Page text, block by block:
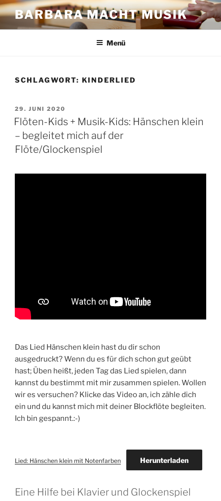
Zum
Inhalt
springen
BARBARA MACHT MUSIK
Menü
SCHLAGWORT: KINDERLIED
VERÖFFENTLICHT
AM
29. JUNI 2020
Flöten-Kids + Musik-Kids: Hänschen klein
– begleitet mich auf der
Flöte/Glockenspiel
Das Lied Hänschen klein hast du dir schon
ausgedruckt? Wenn du es für dich schon gut geübt
hast; Üben heißt, jeden Tag das Lied spielen, dann
kannst du bestimmt mit mir zusammen spielen. Wollen
wir es versuchen? Klicke das Video an, ich zähle dich
ein und du kannst mich mit deiner Blockflöte begleiten.
Ich bin gespannt.:-)
Lied: Hänschen klein mit Notenfarben Herunterladen
Eine Hilfe bei Klavier und Glockenspiel